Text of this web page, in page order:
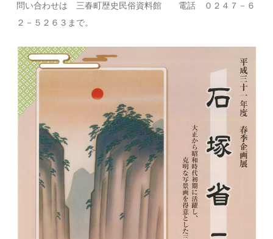
問い合わせは 三春町歴史民俗資料館 電話 ０２４７－６
２－５２６３まで。